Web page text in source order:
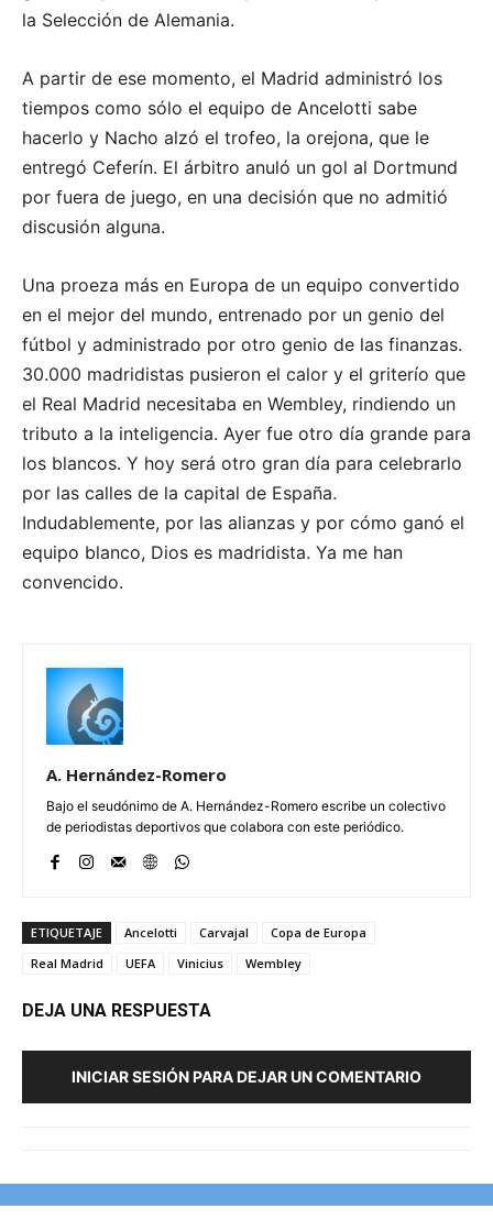
la Selección de Alemania.
A partir de ese momento, el Madrid administró los
tiempos como sólo el equipo de Ancelotti sabe
hacerlo y Nacho alzó el trofeo, la orejona, que le
entregó Ceferín. El árbitro anuló un gol al Dortmund
por fuera de juego, en una decisión que no admitió
discusión alguna.
Una proeza más en Europa de un equipo convertido
en el mejor del mundo, entrenado por un genio del
fútbol y administrado por otro genio de las finanzas.
30.000 madridistas pusieron el calor y el griterío que
el Real Madrid necesitaba en Wembley, rindiendo un
tributo a la inteligencia. Ayer fue otro día grande para
los blancos. Y hoy será otro gran día para celebrarlo
por las calles de la capital de España.
Indudablemente, por las alianzas y por cómo ganó el
equipo blanco, Dios es madridista. Ya me han
convencido.
A. Hernández-Romero
Bajo el seudónimo de A. Hernández-Romero escribe un colectivo
de periodistas deportivos que colabora con este periódico.
ETIQUETAJE Ancelotti Carvajal
Copa de Europa
Real Madrid
UEFA Vinicius Wembley
DEJA UNA RESPUESTA
INICIAR SESIÓN PARA DEJAR UN COMENTARIO